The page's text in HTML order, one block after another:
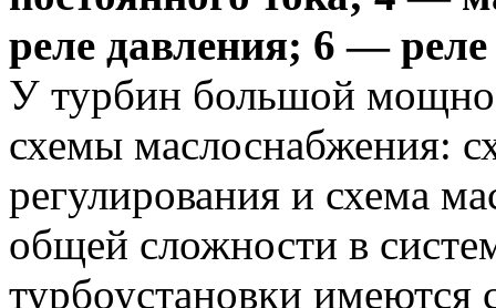
реле давления; 6 — реле
У турбин большой
схемы маслоснабжения:
регулирования и схема
общей сложности в
турбоустановки имеются